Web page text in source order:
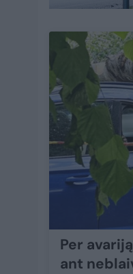
Per
ant